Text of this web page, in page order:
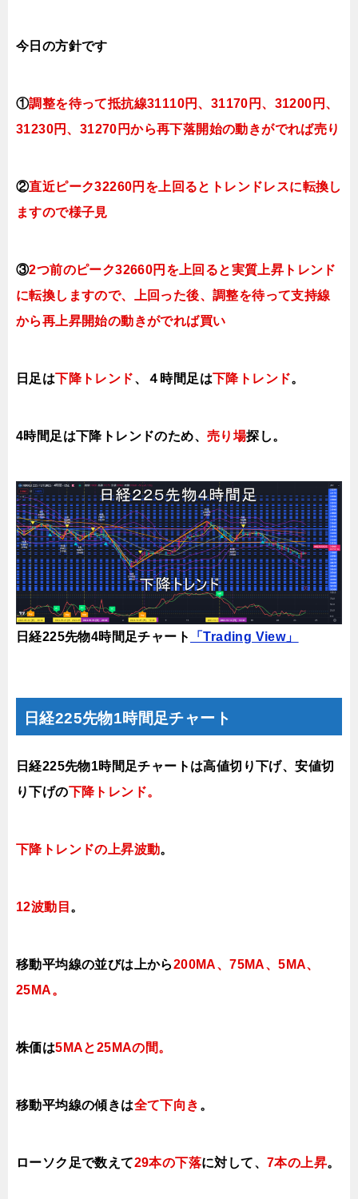
今日 の方針です
①調整を待って抵抗線31110円、 31170円、31200円、
31230円、31270円から再下落開始の動きがでれば売り
②直近ピーク32260円を上回るとトレンドレスに転換し
ますので様子見
③2つ前のピーク32660円を上回ると実質上昇トレンド
に転換しますので、上回った後、調整を待って支持線
から再上昇開始の動きがでれば買い
日足は下降トレンド、４時間足は下降トレンド。
4時間足は下降トレンドのため、 売り場探し。
日経225先物4時間足チャート 「Trading View」
日経225先物1時間足チャート
日経225先物1時間足チャートは高値切り下げ、安値切
り下げの下降トレンド。
下降トレンドの上昇波動。
12波動目 。
移動平均線の並びは上から200MA、75MA、5MA、
25MA。
株価は5MAと25MAの間。
移動平均線の傾きは全て下向き 。
ローソク足で数えて29本の下落に対して、7本の上昇。